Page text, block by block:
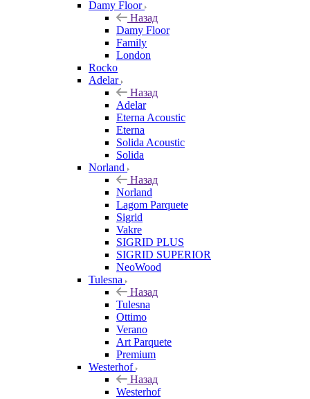
Damy Floor
Назад
Damy Floor
Family
London
Rocko
Adelar
Назад
Adelar
Eterna Acoustic
Eterna
Solida Acoustic
Solida
Norland
Назад
Norland
Lagom Parquete
Sigrid
Vakre
SIGRID PLUS
SIGRID SUPERIOR
NeoWood
Tulesna
Назад
Tulesna
Ottimo
Verano
Art Parquete
Premium
Westerhof
Назад
Westerhof